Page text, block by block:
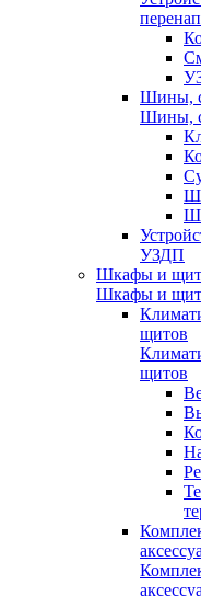
Шины,
Шины,
УЗДП
Шкафы и
Шкафы и
щитов
щитов